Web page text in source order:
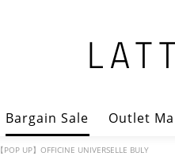
Bargain Sale Outlet
【POP UP】OFFICINE UNIVERSELLE BULY